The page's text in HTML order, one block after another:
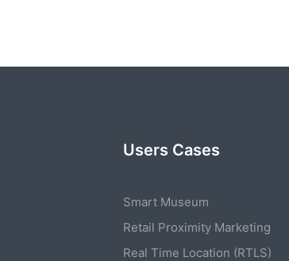
Users Cases
Smart Museum
Retail Proximity Marketing
Real Time Location (RTLS)